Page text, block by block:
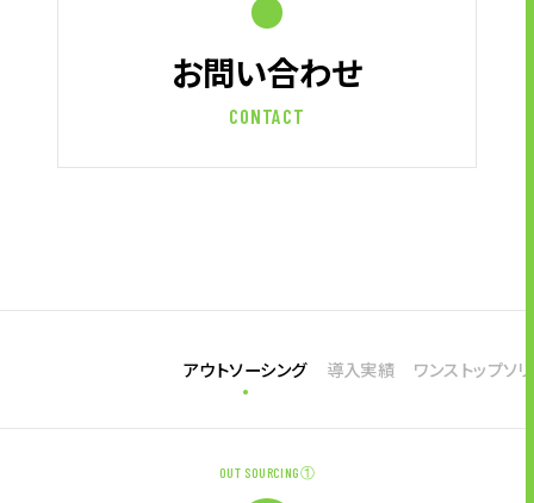
お問い合わせ
CONTACT
アウトソーシング 導入実績 ワンストップソ
OUT SOURCING①